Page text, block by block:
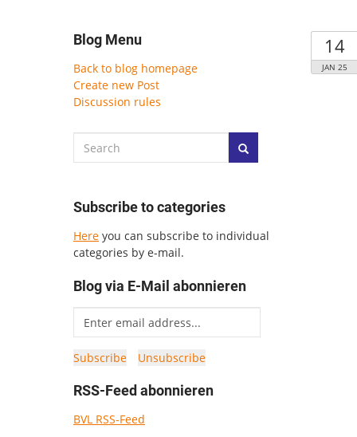
Blog Menu
Back to blog homepage
Create new Post
Discussion rules
Subscribe to categories
Here you can subscribe to individual
categories by e-mail.
Blog via E-Mail abonnieren
RSS-Feed abonnieren
BVL RSS-Feed
14
JAN 25